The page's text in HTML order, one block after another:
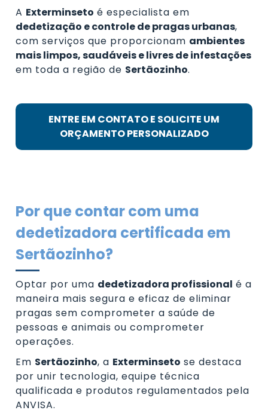
A Exterminseto é especialista em
dedetização e controle de pragas urbanas,
com serviços que proporcionam ambientes
mais limpos, saudáveis e livres de infestações
em toda a região de Sertãozinho.
ENTRE EM CONTATO E SOLICITE UM
ORÇAMENTO PERSONALIZADO
Por que contar com uma
dedetizadora certificada em
Sertãozinho?
Optar por uma dedetizadora profissional é a
maneira mais segura e eficaz de eliminar
pragas sem comprometer a saúde de
pessoas e animais ou comprometer
operações.
Em Sertãozinho, a Exterminseto se destaca
por unir tecnologia, equipe técnica
qualificada e produtos regulamentados pela
ANVISA.